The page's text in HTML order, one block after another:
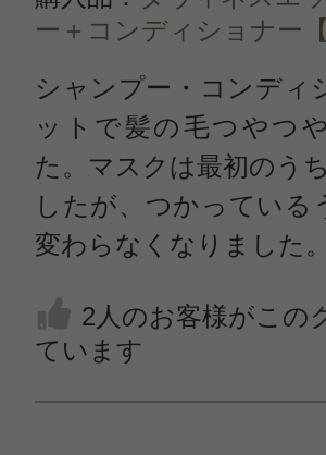
ー＋コンディショナー
シャンプー・コンディ
ットで髪の毛つやつ
た。マスクは最初のう
したが、つかっている
変わらなくなりました。
2人のお客様がこの
ています